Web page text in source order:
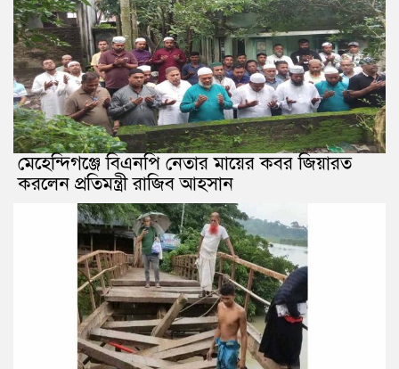
মেহেন্দিগঞ্জে বিএনপি নেতার মায়ের কবর জিয়ারত
করলেন প্রতিমন্ত্রী রাজিব আহসান